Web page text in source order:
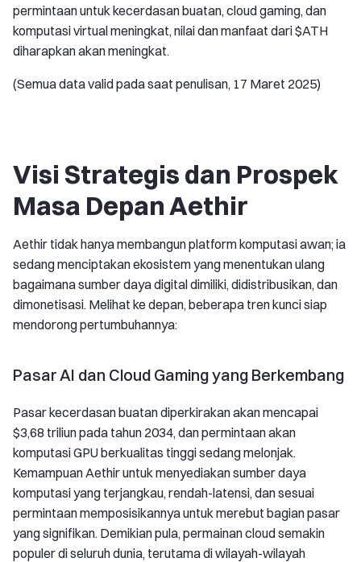
permintaan untuk kecerdasan buatan, cloud gaming, dan
komputasi virtual meningkat, nilai dan manfaat dari $ATH
diharapkan akan meningkat.
(Semua data valid pada saat penulisan, 17 Maret 2025)
Visi Strategis dan Prospek
Masa Depan Aethir
Aethir tidak hanya membangun platform komputasi awan; ia
sedang menciptakan ekosistem yang menentukan ulang
bagaimana sumber daya digital dimiliki, didistribusikan, dan
dimonetisasi. Melihat ke depan, beberapa tren kunci siap
mendorong pertumbuhannya:
Pasar AI dan Cloud Gaming yang Berkembang
Pasar kecerdasan buatan diperkirakan akan mencapai
$3,68 triliun pada tahun 2034, dan permintaan akan
komputasi GPU berkualitas tinggi sedang melonjak.
Kemampuan Aethir untuk menyediakan sumber daya
komputasi yang terjangkau, rendah-latensi, dan sesuai
permintaan memposisikannya untuk merebut bagian pasar
yang signifikan. Demikian pula, permainan cloud semakin
populer di seluruh dunia, terutama di wilayah-wilayah